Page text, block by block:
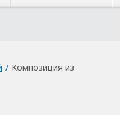
/ Композиция из